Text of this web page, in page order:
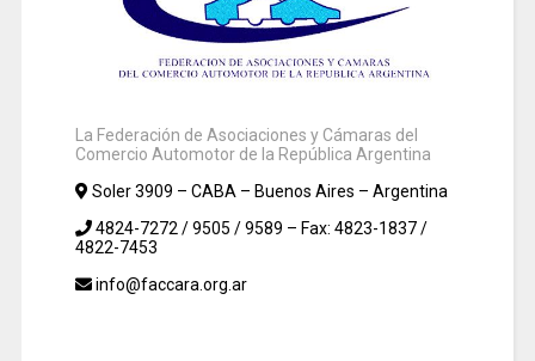
La Federación de Asociaciones y Cámaras del
Comercio Automotor de la República Argentina
Soler 3909 – CABA – Buenos Aires – Argentina
4824-7272 / 9505 / 9589 – Fax: 4823-1837 /
4822-7453
info@faccara.org.ar